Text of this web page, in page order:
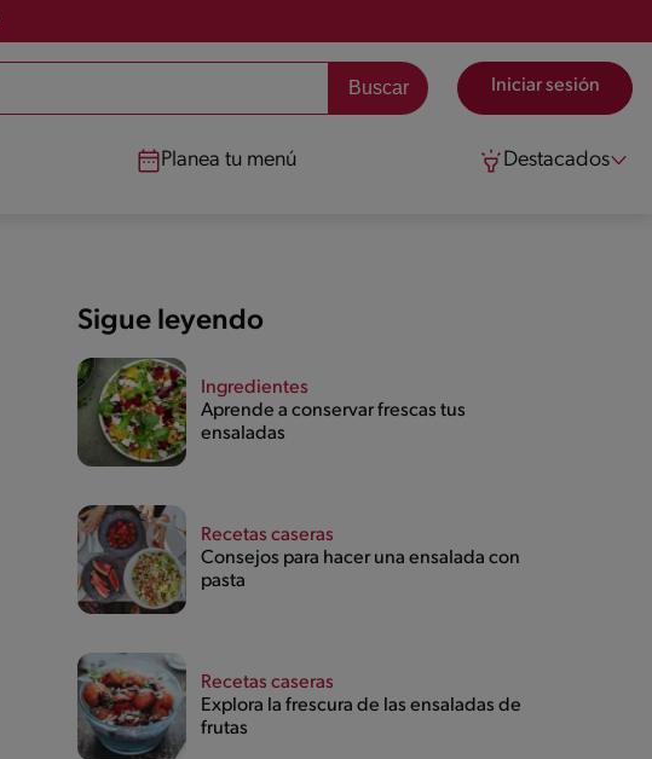
Iniciar sesión
Planea tu menú Destacados
Sigue leyendo
Ingredientes
Aprende a conservar frescas tus
ensaladas
Recetas caseras
Consejos para hacer una ensalada con
pasta
Recetas caseras
Explora la frescura de las ensaladas de
frutas